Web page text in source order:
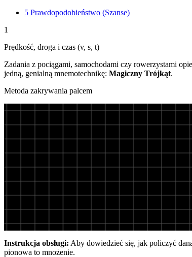
5 Prawdopodobieństwo (Szanse)
1
Prędkość, droga i czas (v, s, t)
Zadania z pociągami, samochodami czy rowerzystami
jedną, genialną mnemotechnikę: Magiczny Trójkąt.
Metoda zakrywania palcem
Instrukcja obsługi: Aby dowiedzieć się, jak policzyć
pionowa to mnożenie.